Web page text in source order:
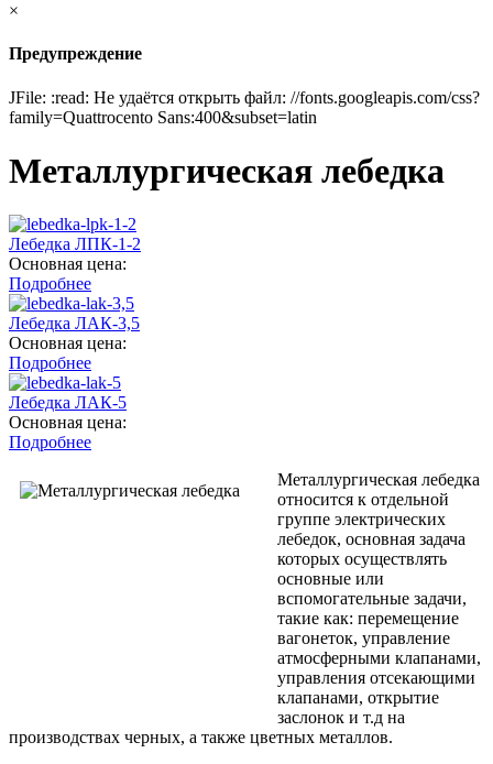
×
Предупреждение
JFile: :read: Не удаётся открыть файл: //fonts.googleapis.com/css?
family=Quattrocento Sans:400&subset=latin
Металлургическая лебедка
Лебедка ЛПК-1-2
Основная цена:
Подробнее
Лебедка ЛАК-3,5
Основная цена:
Подробнее
Лебедка ЛАК-5
Основная цена:
Подробнее
Металлургическая лебедка
относится к отдельной
группе электрических
лебедок, основная задача
которых осуществлять
основные или
вспомогательные задачи,
такие как: перемещение
вагонеток, управление
атмосферными клапанами,
управления отсекающими
клапанами, открытие
заслонок и т.д на
производствах черных, а также цветных металлов.